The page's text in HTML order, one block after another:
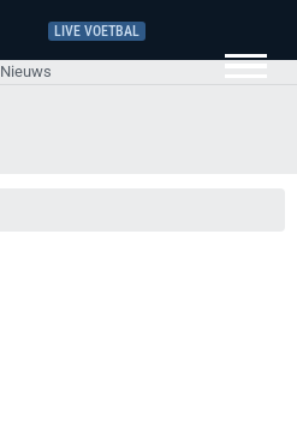
LIVE VOETBAL
Nieuws